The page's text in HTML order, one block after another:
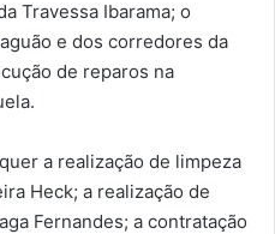
Travessa Ibarama; o
e dos corredores da
de reparos na
a realização de limpeza
Heck; a realização de
Fernandes; a contratação